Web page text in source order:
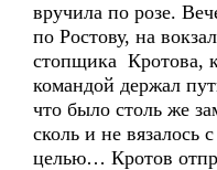
вручила по розе.
по Ростову, на
стопщика Кротова,
командой держал
что было столь же
сколь и не вязалось
целью… Кротов